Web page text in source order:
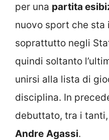
per una partita
nuovo sport che sta
soprattutto negli
quindi soltanto
unirsi alla lista di
disciplina. In
debuttato, tra i
Andre Agassi.